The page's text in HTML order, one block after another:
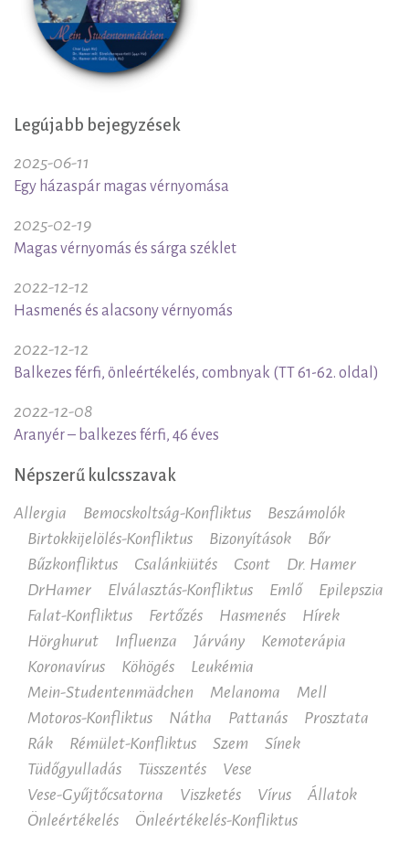
Legújabb bejegyzések
Egy házaspár magas vérnyomása
2025-06-11
Magas vérnyomás és sárga széklet
2025-02-19
Hasmenés és alacsony vérnyomás
2022-12-12
Balkezes férfi, önleértékelés, combnyak (TT 61-62. oldal)
2022-12-12
Aranyér – balkezes férfi, 46 éves
2022-12-08
Népszerű kulcsszavak
Allergia Bemocskoltság-Konfliktus
Beszámolók
Birtokkijelölés-Konfliktus
Bizonyítások
Bőr
Bűzkonfliktus
Csalánkiütés Csont
Dr. Hamer
DrHamer
Elválasztás-Konfliktus Emlő
Epilepszia
Falat-Konfliktus
Fertőzés Hasmenés
Hírek
Hörghurut
Influenza Járvány
Kemoterápia
Koronavírus
Köhögés
Leukémia
Mein-Studentenmädchen
Melanoma
Mell
Motoros-Konfliktus
Nátha Pattanás
Prosztata
Rák
Rémület-Konfliktus Szem
Sínek
Tüdőgyulladás
Tüsszentés
Vese
Vese-Gyűjtőcsatorna
Viszketés Vírus
Állatok
Önleértékelés
Önleértékelés-Konfliktus